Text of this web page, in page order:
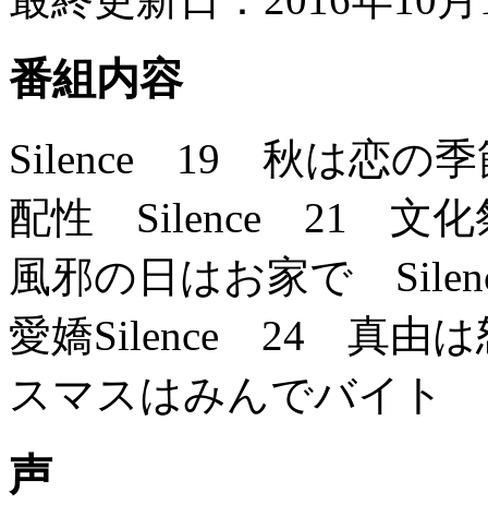
番組内容
Silence 19 秋は恋の
配性 Silence 21 文
風邪の日はお家で
愛嬌Silence 24 真由
スマスはみんでバイ
声